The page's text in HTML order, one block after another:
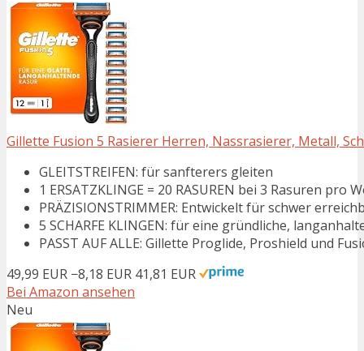
Gillette Fusion 5 Rasierer Herren, Nassrasierer, Metall,
GLEITSTREIFEN: für sanfterers gleiten
1 ERSATZKLINGE = 20 RASUREN bei 3 Rasuren pro
PRÄZISIONSTRIMMER: Entwickelt für schwer
5 SCHARFE KLINGEN: für eine gründliche,
PASST AUF ALLE: Gillette Proglide, Proshield und
49,99 EUR −8,18 EUR 41,81 EUR
Bei Amazon ansehen
Neu